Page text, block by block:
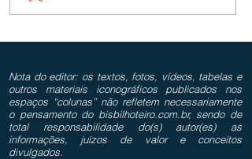
Nota do editor: os textos, fotos, vídeos, tabelas e
outros materiais iconográficos publicados nos
espaços “colunas” não refletem necessariamente
o pensamento do bisbilhoteiro.com.br, sendo de
total responsabilidade do(s) autor(es) as
informações, juízos de valor e conceitos
divulgados.